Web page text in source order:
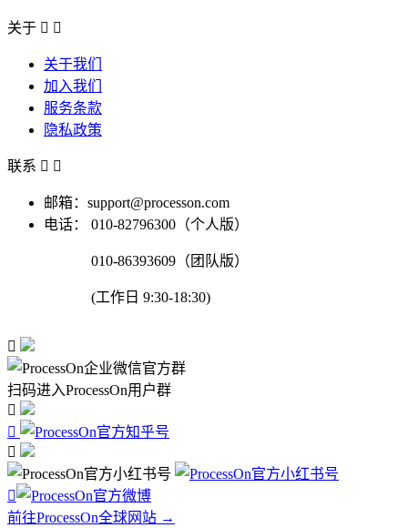
关于  
关于我们
加入我们
服务条款
隐私政策
联系  
邮箱：support@processon.com
电话：
010-82796300（个人版）
010-86393609（团队版）
(工作日 9:30-18:30)

扫码进入ProcessOn用户群




前往ProcessOn全球网站 →